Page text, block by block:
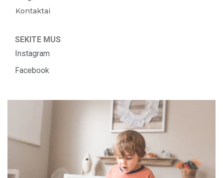
Kontaktai
SEKITE MUS
Instagram
Facebook